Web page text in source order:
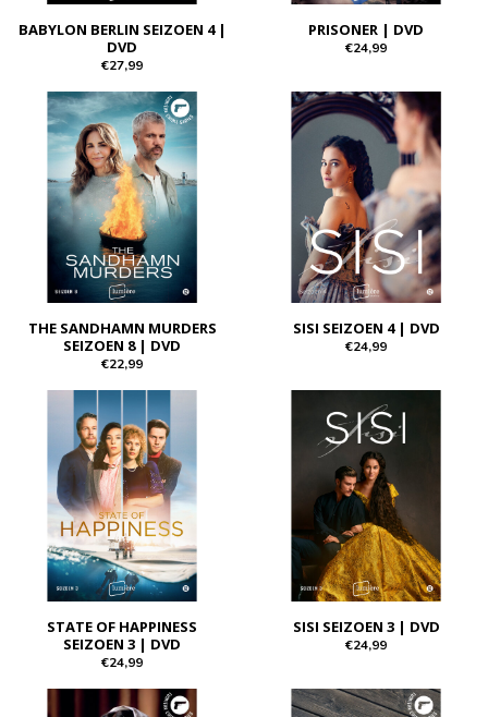
BABYLON BERLIN SEIZOEN 4 |
DVD
€27,99
PRISONER | DVD
€24,99
THE SANDHAMN MURDERS
SEIZOEN 8 | DVD
€22,99
SISI SEIZOEN 4 | DVD
€24,99
STATE OF HAPPINESS
SEIZOEN 3 | DVD
€24,99
SISI SEIZOEN 3 | DVD
€24,99